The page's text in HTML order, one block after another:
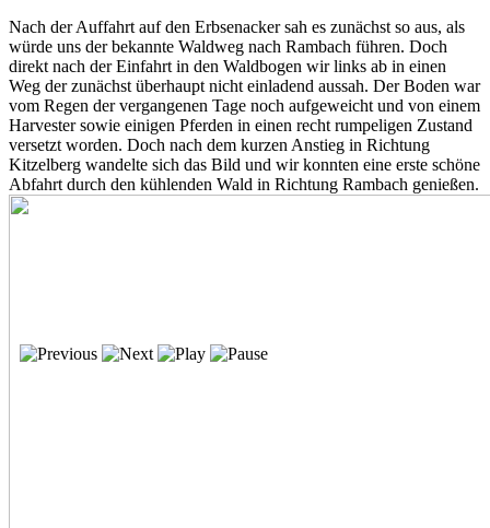
Nach der Auffahrt auf den Erbsenacker sah es zunächst so aus, als
würde uns der bekannte Waldweg nach Rambach führen. Doch
direkt nach der Einfahrt in den Waldbogen wir links ab in einen
Weg der zunächst überhaupt nicht einladend aussah. Der Boden war
vom Regen der vergangenen Tage noch aufgeweicht und von einem
Harvester sowie einigen Pferden in einen recht rumpeligen Zustand
versetzt worden. Doch nach dem kurzen Anstieg in Richtung
Kitzelberg wandelte sich das Bild und wir konnten eine erste schöne
Abfahrt durch den kühlenden Wald in Richtung Rambach genießen.